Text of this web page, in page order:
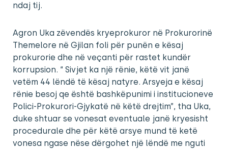
ndaj tij.
Agron Uka zëvendës kryeprokuror në Prokurorinë
Themelore në Gjilan foli për punën e kësaj
prokurorie dhe në veçanti për rastet kundër
korrupsion. “ Sivjet ka një rënie, këtë vit janë
vetëm 44 lëndë të kësaj natyre. Arsyeja e kësaj
rënie besoj qe është bashkëpunimi i institucioneve
Polici-Prokurori-Gjykatë në këtë drejtim”, tha Uka,
duke shtuar se vonesat eventuale janë kryesisht
procedurale dhe për këtë arsye mund të ketë
vonesa ngase nëse dërgohet një lëndë me nguti